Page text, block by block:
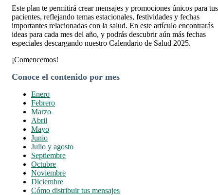
Este plan te permitirá crear mensajes y promociones únicos para tus
pacientes, reflejando temas estacionales, festividades y fechas
importantes relacionadas con la salud. En este artículo encontrarás
ideas para cada mes del año, y podrás descubrir aún más fechas
especiales descargando nuestro Calendario de Salud 2025.
¡Comencemos!
Conoce el contenido por mes
Enero
Febrero
Marzo
Abril
Mayo
Junio
Julio y agosto
Septiembre
Octubre
Noviembre
Diciembre
Cómo distribuir tus mensajes